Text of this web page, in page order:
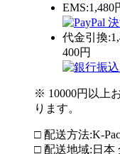
EMS:1,480
代金引換
400円
※ 10000円以上
ります。
□ 配送方法:K-
□ 配送地域:日